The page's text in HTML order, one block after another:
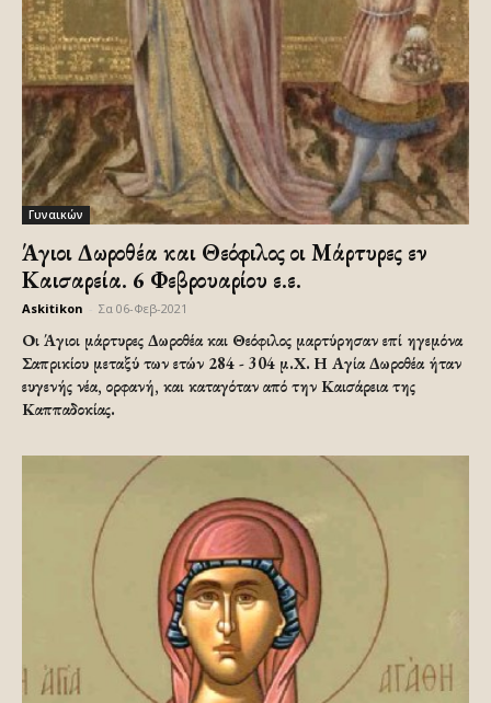
Γυναικών
Άγιοι Δωροθέα και Θεόφιλος οι Μάρτυρες εν
Καισαρεία. 6 Φεβρουαρίου ε.ε.
Askitikon Σα 06-Φεβ-2021
Οι Άγιοι μάρτυρες Δωροθέα και Θεόφιλος μαρτύρησαν επί ηγεμόνα
Σαπρικίου μεταξύ των ετών 284 - 304 μ.Χ. Η Αγία Δωροθέα ήταν
ευγενής νέα, ορφανή, και καταγόταν από την Καισάρεια της
Καππαδοκίας.